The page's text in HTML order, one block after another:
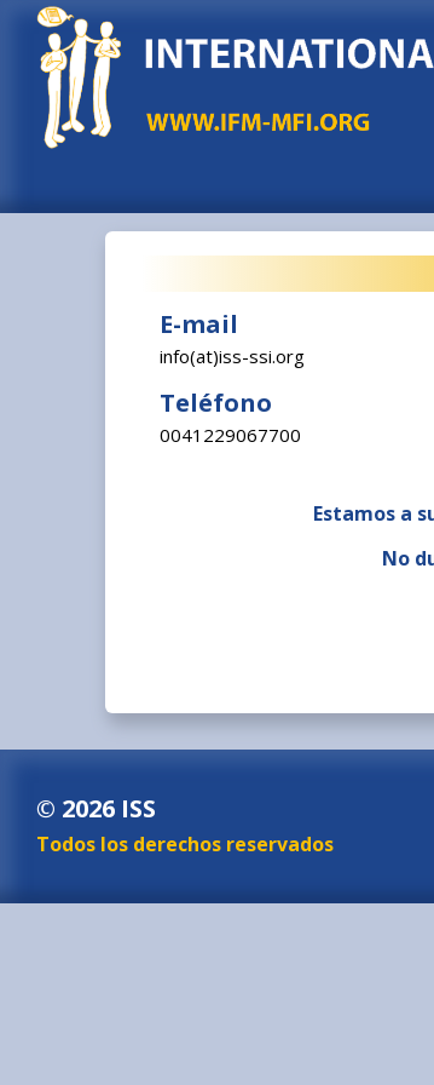
E-mail
info(at)iss-ssi.org
Teléfono
0041229067700
Estamos a
No
© 2026 ISS
Todos los derechos reservados